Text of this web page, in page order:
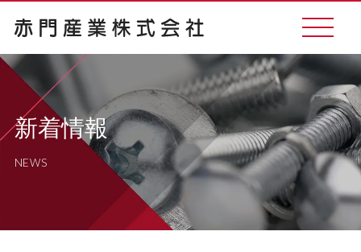
M
E
U
赤門産業の強み
新着情報
NEWS